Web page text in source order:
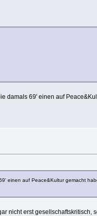
damals 69' einen auf
einen auf Peace&Kultur gemacht
nicht erst gesellschaftskritisch,